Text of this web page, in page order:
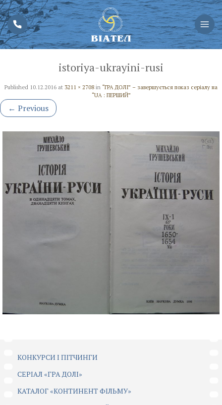
istoriya-ukrayini-rusi
Published 10.12.2016 at 3211 × 2708 in “ГРА ДОЛІ” – завершується показ серіалу на
“UA : ПЕРШИЙ”
← Previous
КОНКУРСИ І ПІТЧИНГИ
CЕРІАЛ «ГРА ДОЛІ»
КАТАЛОГ «КОНТИНЕНТ ФІЛЬМУ»